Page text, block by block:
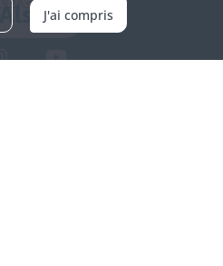
J'ai compris